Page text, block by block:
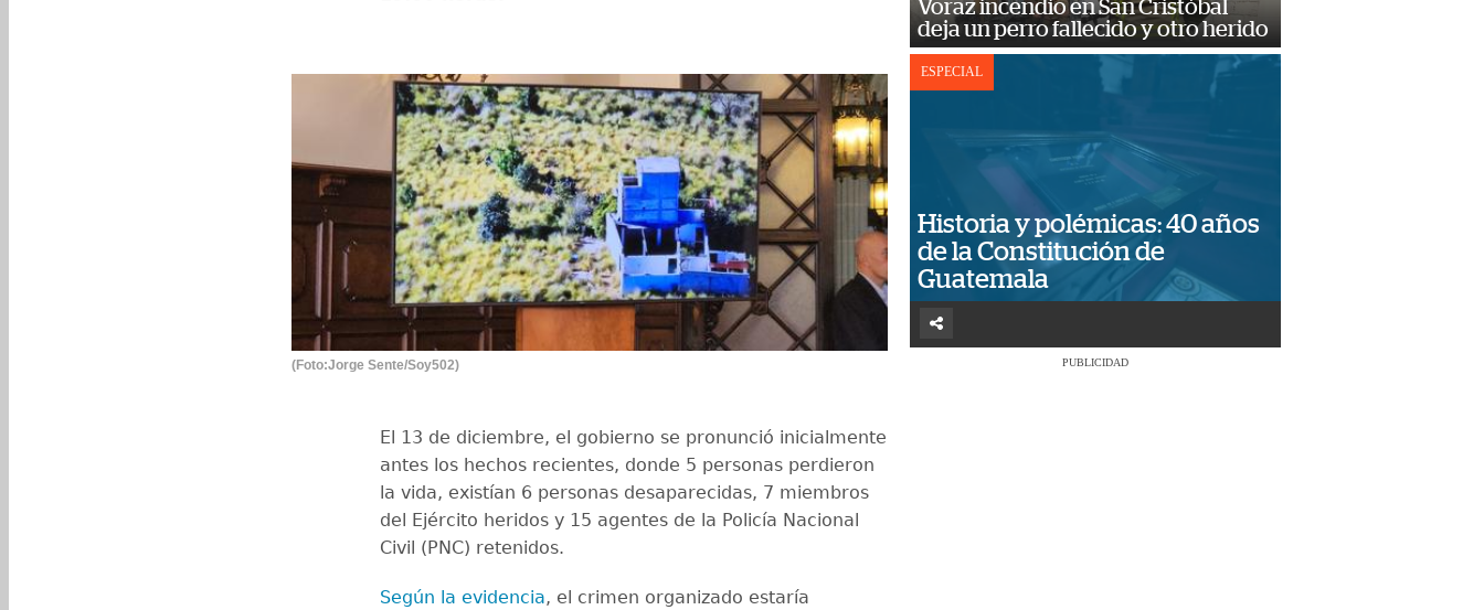
(Foto:Jorge Sente/Soy502)
El 13 de diciembre, el gobierno se pronunció inicialmente
antes los hechos recientes, donde 5 personas perdieron
la vida, existían 6 personas desaparecidas, 7 miembros
del Ejército heridos y 15 agentes de la Policía Nacional
Civil (PNC) retenidos.
Según la evidencia, el crimen organizado estaría
Voraz incendio en San Cristóbal
deja un perro fallecido y otro herido
ESPECIAL
Historia y polémicas: 40 años
de la Constitución de
Guatemala
PUBLICIDAD